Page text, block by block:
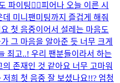
파이팅❤️‍🔥피어나 오늘 이른 시
미니팬미팅까지 즐겁게 해줘
첫 음중이어서 설레는 마음도
그 마음을 알아준 듯 너무 크게
최고..! 우리 팬분들이라서 하는
존재인 것 같아요 너무 고마워
저희 첫 음중 잘 보셨나요!!? 엄청